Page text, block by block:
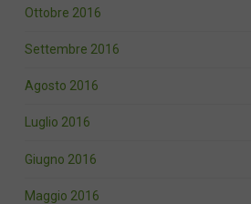
Ottobre 2016
Settembre 2016
Agosto 2016
Luglio 2016
Giugno 2016
Maggio 2016